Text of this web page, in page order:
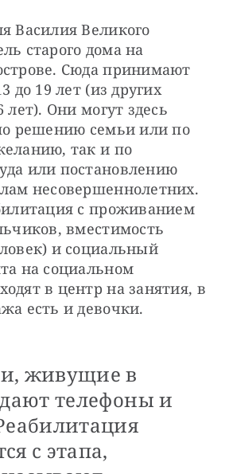
Василия Великого
старого дома на
Сюда принимают
до 19 лет (из других
Они могут здесь
решению семьи или по
так и по
или постановлению
несовершеннолетних.
с проживанием
вместимость
и социальный
на социальном
в центр на занятия, в
есть и девочки.
живущие в
телефоны и
с этапа,